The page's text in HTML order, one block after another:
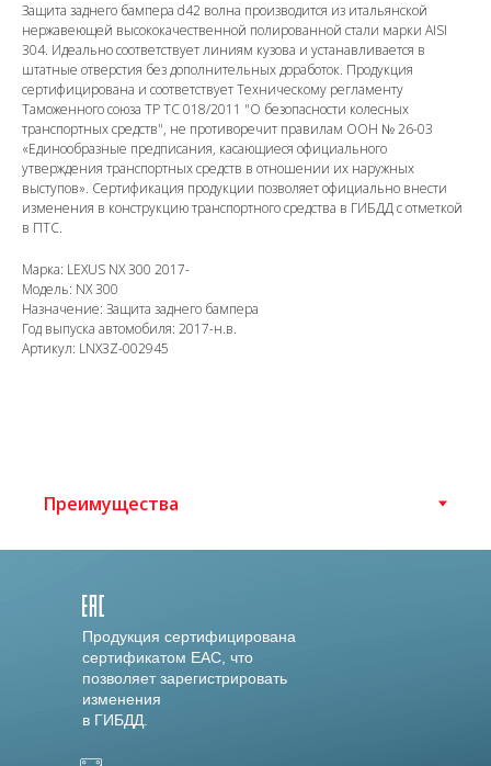
Защита заднего бампера d42 волна производится из итальянской
нержавеющей высококачественной полированной стали марки AISI
304. Идеально соответствует линиям кузова и устанавливается в
штатные отверстия без дополнительных доработок. Продукция
сертифицирована и соответствует Техническому регламенту
Таможенного союза ТР ТС 018/2011 "О безопасности колесных
транспортных средств", не противоречит правилам ООН № 26-03
«Единообразные предписания, касающиеся официального
утверждения транспортных средств в отношении их наружных
выступов». Сертификация продукции позволяет официально внести
изменения в конструкцию транспортного средства в ГИБДД с отметкой
в ПТС.
Марка: LEXUS NX 300 2017-
Модель: NX 300
Назначение: Защита заднего бампера
Год выпуска автомобиля: 2017-н.в.
Артикул: LNX3Z-002945
Продукция сертифицирована
сертификатом EAC, что
позволяет зарегистрировать
изменения
в ГИБДД.